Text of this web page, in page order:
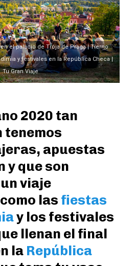
el palacio de Trója de Praga | Tierno
y festivales en la República Checa |
Tu Gran Viaje
2020 tan
tenemos
apuestas
y que son
viaje
las fiestas
y los festivales
llenan el final
la República